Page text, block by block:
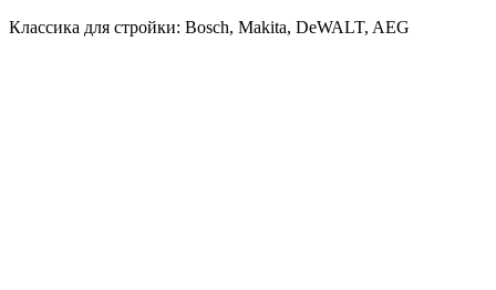
Классика для стройки: Bosch, Makita, DeWALT, AEG